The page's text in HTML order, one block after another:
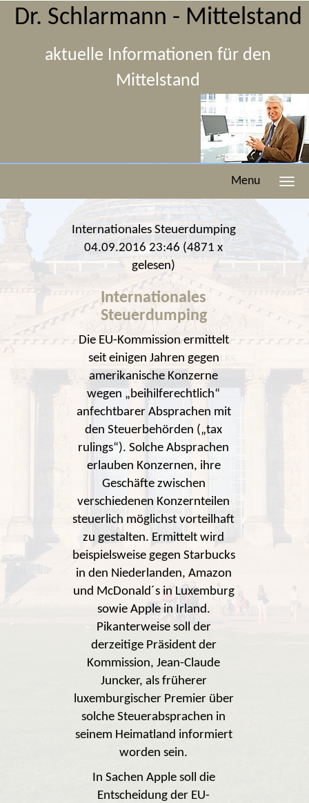
Dr. Schlarmann - Mittelstand
aktuelle Informationen für den
Mittelstand
Menu
Internationales Steuerdumping
04.09.2016 23:46 (4871 x
gelesen)
Internationales
Steuerdumping
Die EU-Kommission ermittelt
seit einigen Jahren gegen
amerikanische Konzerne
wegen „beihilferechtlich“
anfechtbarer Absprachen mit
den Steuerbehörden („tax
rulings“). Solche Absprachen
erlauben Konzernen, ihre
Geschäfte zwischen
verschiedenen Konzernteilen
steuerlich möglichst vorteilhaft
zu gestalten. Ermittelt wird
beispielsweise gegen Starbucks
in den Niederlanden, Amazon
und McDonald´s in Luxemburg
sowie Apple in Irland.
Pikanterweise soll der
derzeitige Präsident der
Kommission, Jean-Claude
Juncker, als früherer
luxemburgischer Premier über
solche Steuerabsprachen in
seinem Heimatland informiert
worden sein.
In Sachen Apple soll die
Entscheidung der EU-